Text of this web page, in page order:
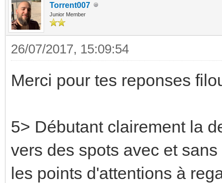
Torrent007
Junior Member
26/07/2017, 15:09:54
Merci pour tes reponses
5> Débutant clairement la
vers des spots avec et
les points d'attentions à